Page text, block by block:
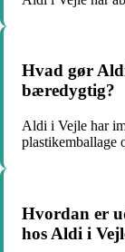
Hvad gør
bæredygtig?
Aldi i Vejle har
plastikemballage
Hvordan er
hos Aldi i